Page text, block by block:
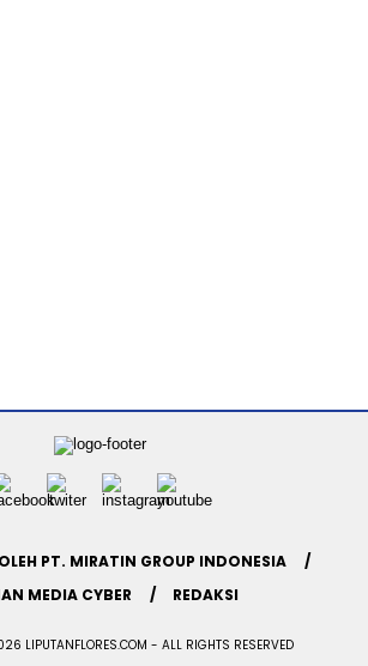
PT. MIRATIN GROUP INDONESIA
MEDIA CYBER
REDAKSI
LIPUTANFLORES.COM - ALL RIGHTS RESERVED